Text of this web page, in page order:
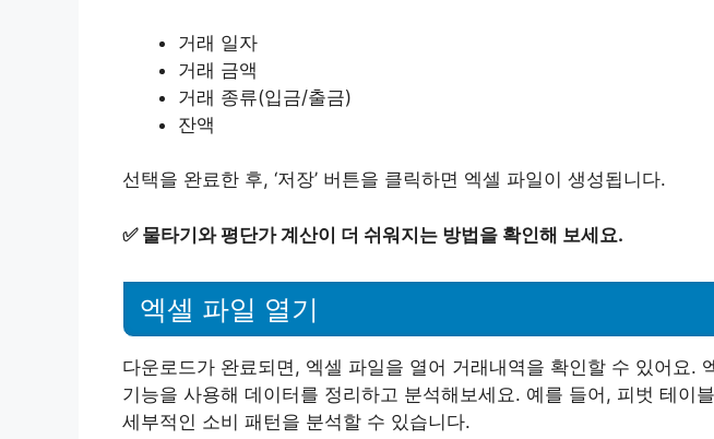
거래 일자
거래 금액
거래 종류(입금/출금)
잔액
선택을 완료한 후, ‘저장’ 버튼을 클릭하면 엑셀 파일이 생성됩니다.
✅ 물타기와 평단가 계산이 더 쉬워지는 방법을 확인해 보세요.
엑셀 파일 열기
다운로드가 완료되면, 엑셀 파일을 열어 거래내역을 확인할 수 있어요.
기능을 사용해 데이터를 정리하고 분석해보세요. 예를 들어, 피벗 테이
세부적인 소비 패턴을 분석할 수 있습니다.